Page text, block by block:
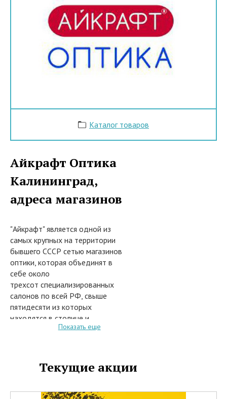
Каталог товаров
Айкрафт Оптика
Калининград,
адреса магазинов
"Айкрафт" является одной из
самых крупных на территории
бывшего СССР сетью магазинов
оптики, которая объединят в
себе около
трехсот специализированных
салонов по всей РФ, свыше
пятидесяти из которых
находятся в столице и
Подмосковье.
выбор стильных оправ, очков
солнцезащитного типа, оптики
Более того, у нас Вы сможете
Показать еще
Текущие акции